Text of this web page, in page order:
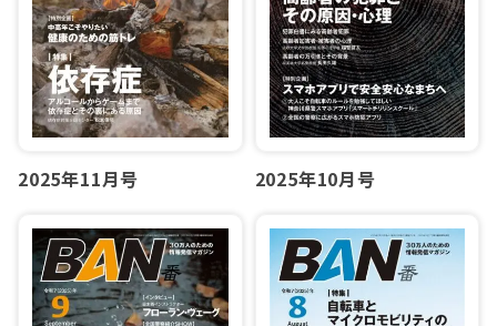
2025年11月号 2025年10月号